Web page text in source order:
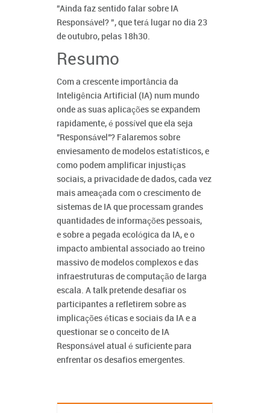
”Ainda faz sentido falar sobre IA
Responsável? ”, que terá lugar no dia 23
de outubro, pelas 18h30.
Resumo
Com a crescente importância da
Inteligência Artificial (IA) num mundo
onde as suas aplicações se expandem
rapidamente, é possível que ela seja
"Responsável"? Falaremos sobre
enviesamento de modelos estatísticos, e
como podem amplificar injustiças
sociais, a privacidade de dados, cada vez
mais ameaçada com o crescimento de
sistemas de IA que processam grandes
quantidades de informações pessoais,
e sobre a pegada ecológica da IA, e o
impacto ambiental associado ao treino
massivo de modelos complexos e das
infraestruturas de computação de larga
escala. A talk pretende desafiar os
participantes a refletirem sobre as
implicações éticas e sociais da IA e a
questionar se o conceito de IA
Responsável atual é suficiente para
enfrentar os desafios emergentes.